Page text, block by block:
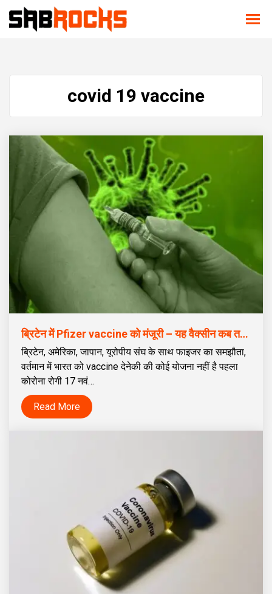
covid 19 vaccine
ब्रिटेन में Pfizer vaccine को मंजूरी – यह वैक्सीन कब तक सुरक्षा प्रदान करेगी यह एक साल के बाद पता चलेगा
ब्रिटेन, अमेरिका, जापान, यूरोपीय संघ के साथ फाइजर का समझौता,
वर्तमान में भारत को vaccine देनेकी की कोई योजना नहीं है पहला
कोरोना रोगी 17 नवं…
Read More